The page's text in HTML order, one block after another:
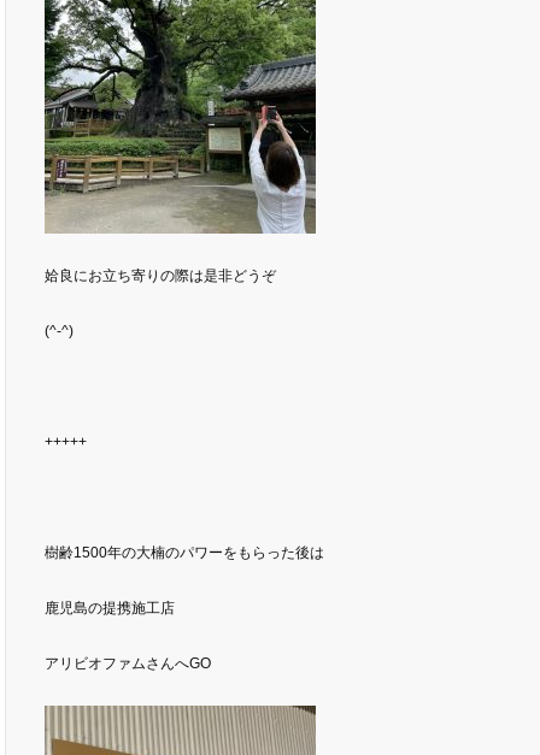
姶良にお立ち寄りの際は是非どうぞ
(^-^)
+++++
樹齢1500年の大楠のパワーをもらった後は
鹿児島の提携施工店
アリビオファムさんへGO